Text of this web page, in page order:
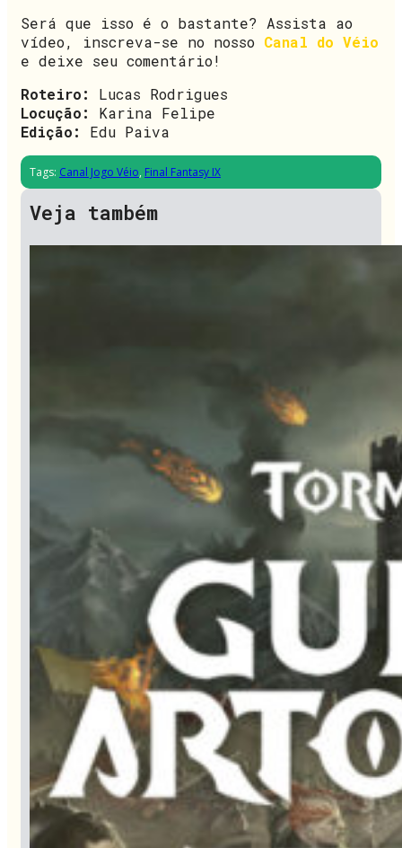
Será que isso é o bastante? Assista ao
vídeo, inscreva-se no nosso Canal do Véio
e deixe seu comentário!
Roteiro:
Lucas Rodrigues
Locução:
Karina Felipe
Edição:
Edu Paiva
Tags: Canal Jogo Véio, Final Fantasy IX
Veja também